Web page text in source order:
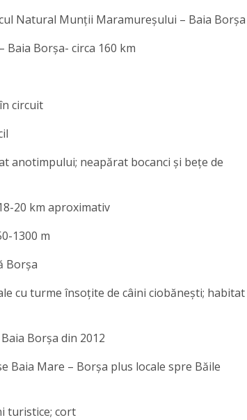
Natural Munții Maramureșului – Baia Borșa
Baia Borșa- circa 160 km
circuit
anotimpului; neapărat bocanci și bețe de
20 km aproximativ
1300 m
Borșa
cu turme însoțite de câini ciobănești; habitat
Borșa din 2012
Baia Mare – Borșa plus locale spre Băile
turistice; cort